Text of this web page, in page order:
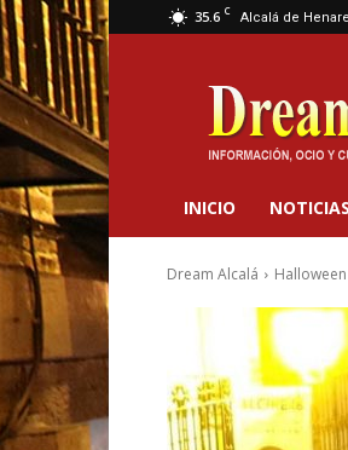
35.6 C Alcalá de
Dream
Alcalá
INICIO NOTICIAS
Dream Alcalá